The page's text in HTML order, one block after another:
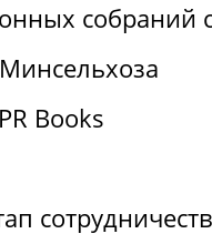
собраний
Books